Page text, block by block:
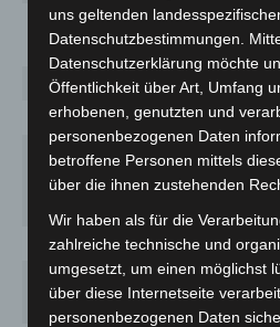
Nienburg
(Weser)
3207 (+7) 2
Northeim 1954 (+24) 1
Oldenburg
4405 (+13) 3
Oldenburg
(Oldb),
Stadt
3575 (+4) 2
Osnabrück 13803 (+81) 3
Osnabrück,
6474 (+49) 3
uns geltenden
Datenschutzbestimmungen.
Datenschutzerklärung möchte
Öffentlichkeit über Art, Umfang
erhobenen, genutzten und
personenbezogenen Daten
betroffene Personen mittels
über die ihnen zustehenden
Wir haben als für die
zahlreiche technische und
umgesetzt, um einen möglichst
über diese Internetseite
personenbezogenen Daten